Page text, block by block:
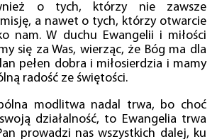
o tych, którzy nie zawsze
a nawet o tych, którzy otwarcie
nam. W duchu Ewangelii i miłości
się za Was, wierząc, że Bóg ma dla
pełen dobra i miłosierdzia i mamy
radość ze świętości.
modlitwa nadal trwa, bo choć
działalność, to Ewangelia trwa
prowadzi nas wszystkich dalej, ku